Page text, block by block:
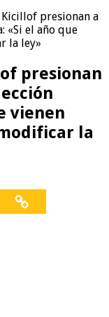
Kicillof presionan a
«Si el año que
la ley»
presionan
vienen
la